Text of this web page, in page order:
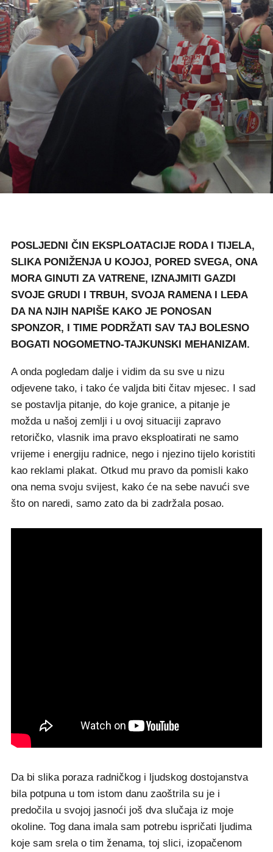
POSLJEDNI ČIN EKSPLOATACIJE RODA I TIJELA,
SLIKA PONIŽENJA U KOJOJ, PORED SVEGA, ONA
MORA GINUTI ZA VATRENE, IZNAJMITI GAZDI
SVOJE GRUDI I TRBUH, SVOJA RAMENA I LEĐA
DA NA NJIH NAPIŠE KAKO JE PONOSAN
SPONZOR, I TIME PODRŽATI SAV TAJ BOLESNO
BOGATI NOGOMETNO-TAJKUNSKI MEHANIZAM.
A onda pogledam dalje i vidim da su sve u nizu
odjevene tako, i tako će valjda biti čitav mjesec. I sad
se postavlja pitanje, do koje granice, a pitanje je
možda u našoj zemlji i u ovoj situaciji zapravo
retoričko, vlasnik ima pravo eksploatirati ne samo
vrijeme i energiju radnice, nego i njezino tijelo koristiti
kao reklami plakat. Otkud mu pravo da pomisli kako
ona nema svoju svijest, kako će na sebe navući sve
što on naredi, samo zato da bi zadržala posao.
Da bi slika poraza radničkog i ljudskog dostojanstva
bila potpuna u tom istom danu zaoštrila su je i
predočila u svojoj jasnoći još dva slučaja iz moje
okoline. Tog dana imala sam potrebu ispričati ljudima
koje sam srela o tim ženama, toj slici, izopačenom